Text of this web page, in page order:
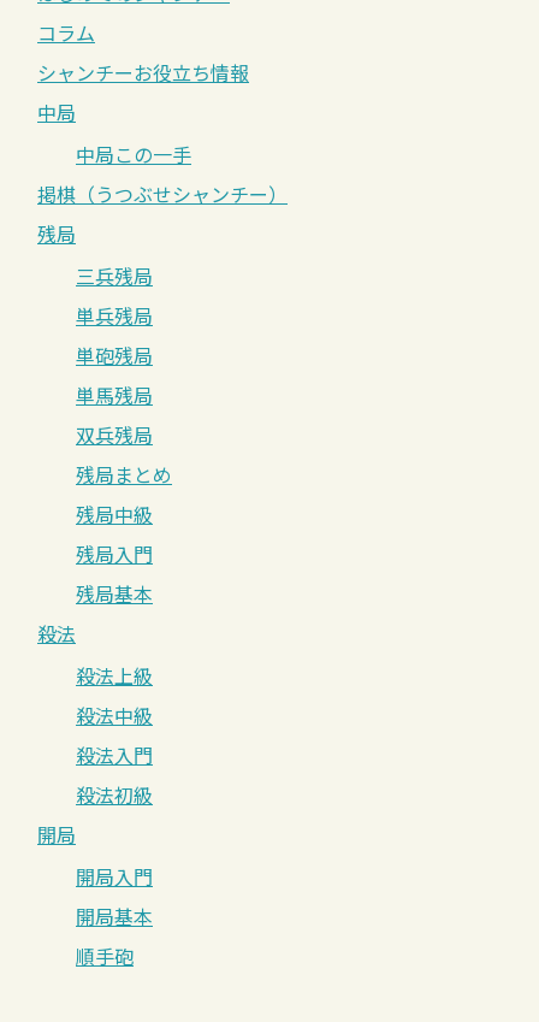
コラム
シャンチーお役立ち情報
中局
中局この一手
掲棋（うつぶせシャンチー）
残局
三兵残局
単兵残局
単砲残局
単馬残局
双兵残局
残局まとめ
残局中級
残局入門
残局基本
殺法
殺法上級
殺法中級
殺法入門
殺法初級
開局
開局入門
開局基本
順手砲